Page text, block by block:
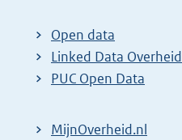
t
e
r
Open data
Linked Data Overheid
PUC Open Data
MijnOverheid.nl